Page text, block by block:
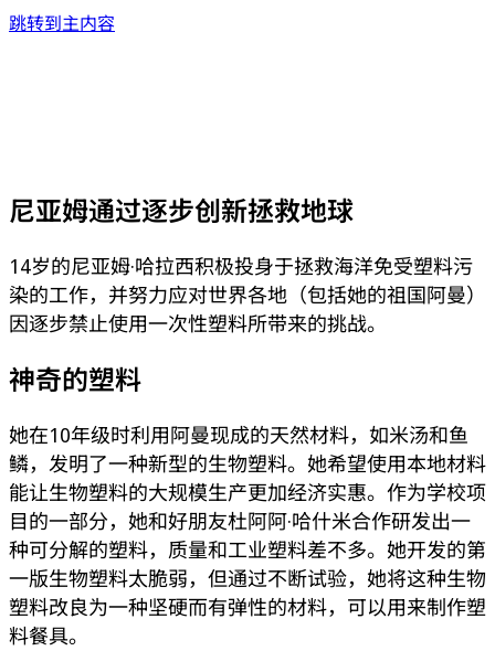
跳转到主内容
尼亚姆通过逐步创新拯救地球
14岁的尼亚姆·哈拉西积极投身于拯救海洋免受塑料污
染的工作，并努力应对世界各地（包括她的祖国阿曼）
因逐步禁止使用一次性塑料所带来的挑战。
神奇的塑料
她在10年级时利用阿曼现成的天然材料，如米汤和鱼
鳞，发明了一种新型的生物塑料。她希望使用本地材料
能让生物塑料的大规模生产更加经济实惠。作为学校项
目的一部分，她和好朋友杜阿阿·哈什米合作研发出一
种可分解的塑料，质量和工业塑料差不多。她开发的第
一版生物塑料太脆弱，但通过不断试验，她将这种生物
塑料改良为一种坚硬而有弹性的材料，可以用来制作塑
料餐具。